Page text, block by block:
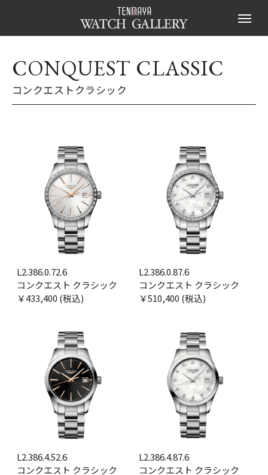
CONQUEST CLASSIC
コンクエストクラシック
L2.386.0.72.6
コンクエスト クラシック
￥433,400 (税込)
L2.386.0.87.6
コンクエスト クラシック
￥510,400 (税込)
L2.386.4.52.6
コンクエスト クラシック
L2.386.4.87.6
コンクエスト クラシック